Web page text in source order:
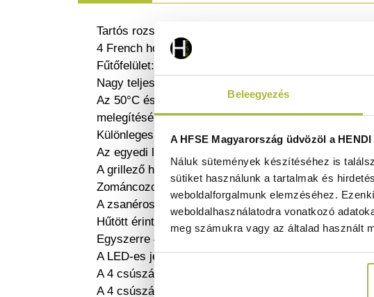
Beleegyezés
A HFSE Magyarország üdvözöl a
Náluk sütemények készítéséhez is
sütiket használunk a tartalmak és
weboldalforgalmunk elemzéséhez.
weboldalhasználatodra vonatkozó
meg számukra vagy az általad használt
Tartós rozsdamentes acélból készült ház.
4 French hot dog zsemle, paninis és csomagoló
Fűtőfelület: 270 × 250 mm – 4 zsemle egyidejű
Nagy teljesítményű fűtőelemek (220~240V/1800 W)
Az 50°C és 300°C közötti állítható hőmérséklet-
melegítéséhez és grillezéséhez.
Különleges alakú, zománcozott öntöttvas fűtőlapok
Az egyedi lemezkialakítás lehetővé teszi a
A grillező hatás javítja a pirított zsemlék
Zománcozott felületének köszönhetően könnyen
A zsanéros fedél 90°-ig nyitható.
Hűtött érintésű fogantyúval van felszerelve.
Egyszerre 4 zsemle pirításához elegendő hely.
A LED-es jelzőfények jelzik, ha a készülék be van
A 4 csúszásmentes láb stabilitást biztosít, és
A 4 csúszásgátló láb csökkenti a használat közbeni